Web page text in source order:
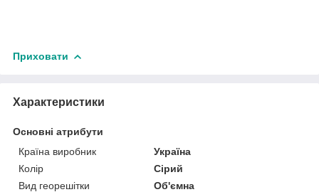
Приховати
Характеристики
Основні атрибути
Країна виробник
Україна
Колір
Сірий
Вид георешітки
Об'ємна